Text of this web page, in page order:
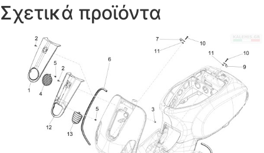
Σχετικά προϊόντα